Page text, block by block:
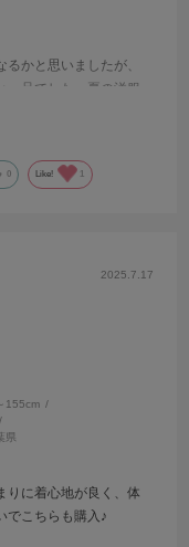
かと思いましたが、
一品でした。夏の洋服
0 Like! 1
2025.7.17
155cm
県
りに着心地が良く、体
でこちらも購入♪